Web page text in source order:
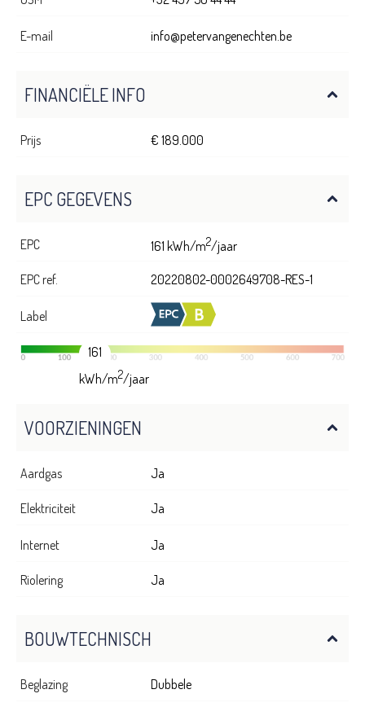
E-mail info@petervangenechten.be
FINANCIËLE INFO
Prijs € 189.000
EPC GEGEVENS
EPC 161 kWh/m2/jaar
EPC ref. 20220802-0002649708-RES-1
Label
161
kWh/m2/jaar
VOORZIENINGEN
Aardgas Ja
Elektriciteit Ja
Internet Ja
Riolering Ja
BOUWTECHNISCH
Beglazing Dubbele